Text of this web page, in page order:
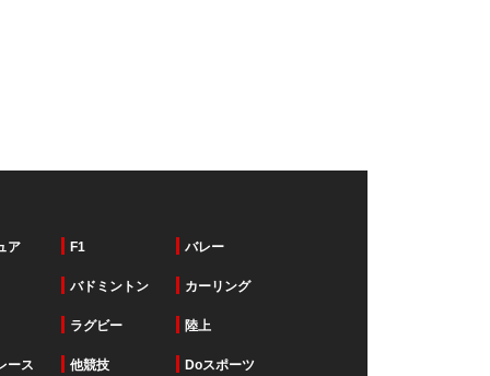
ア F1 バレー
バドミントン カーリング
ラグビー 陸上
ース 他競技 Doスポーツ